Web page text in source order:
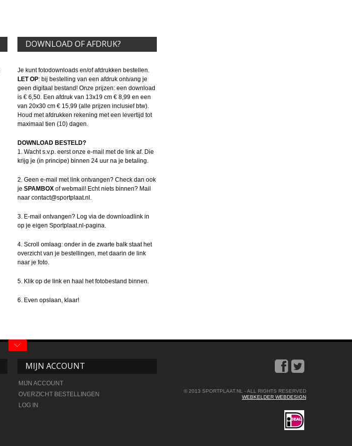
DOWNLOAD OF AFDRUK?
Je kunt fotodownloads en/of afdrukken bestellen.
LET OP: bij bestelling van een afdruk ontvang je
geen digitaal bestand! Onze prijzen: een download
is € 6,50. Een afdruk van 13x19 cm € 8,99 en een
van 20x30 cm € 15,99 (alle prijzen inclusief btw).
Houd met afdrukken rekening met een levertijd tot
maximaal tien (10) dagen.
DOWNLOAD BESTELD?
1. Wacht s.v.p. eerst onze e-mail met de link af. Die
krijg je (in principe) binnen 24 uur na je betaling.
2. Geen e-mail met link ontvangen? Check dan ook
je SPAMBOX of webmail! Echt niets binnen? Mail
naar contact@sportplaat.nl.
3. E-mail ontvangen? Log via de downloadlink in
op je eigen Sportplaat.nl-pagina.
4. Scroll omlaag: onder in de zwarte balk staat het
overzicht van je bestellingen, met daarin de link
naar je foto.
5. Klik op de link en haal het fotobestand binnen.
6. Even opslaan, klaar!
MIJN ACCOUNT
MIJN ACCOUNT
OVERZICHT BESTELLINGEN
LOG IN
© 2013 SPORTPLAAT.NL - ALL RIGHTS RESERVED
WEBKELDER WEBDESIGN